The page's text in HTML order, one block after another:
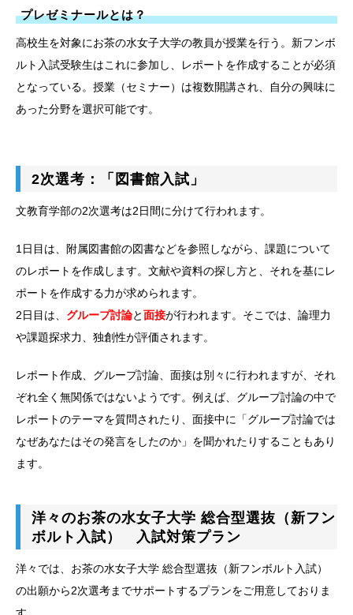
プレゼミナールとは？
高校生を対象にお茶の水女子大学の教員が授業を行う。新フンボ
ルト入試受験生はこれに参加し、レポートを作成することが必須
となっている。授業（セミナー）は複数開講され、自分の興味に
あった分野を選択可能です。
2次選考：「図書館入試」
文教育学部の2次選考は2日間に分けて行われます。
1日目は、附属図書館の図書などを参照しながら、課題について
のレポートを作成します。文献や資料の探し方と、それを基にレ
ポートを作成する力が求められます。
2日目は、 グループ討論と面接が行われます。そこでは、論理力
や課題探求力、独創性が評価されます。
レポート作成、グループ討論、面接は別々に行われますが、それ
ぞれ全く無関係ではないようです。例えば、グループ討論の中で
レポートのテーマを質問されたり、面接中に「グループ討論では
なぜあなたはその発言をしたのか」を聞かれたりすることもあり
ます。
洋々のお茶の水女子大学 総合型選抜（新フン
ボルト入試） 入試対策プラン
洋々では、お茶の水女子大学 総合型選抜（新フンボルト入試）
の出願から2次選考までサポートするプランをご用意しておりま